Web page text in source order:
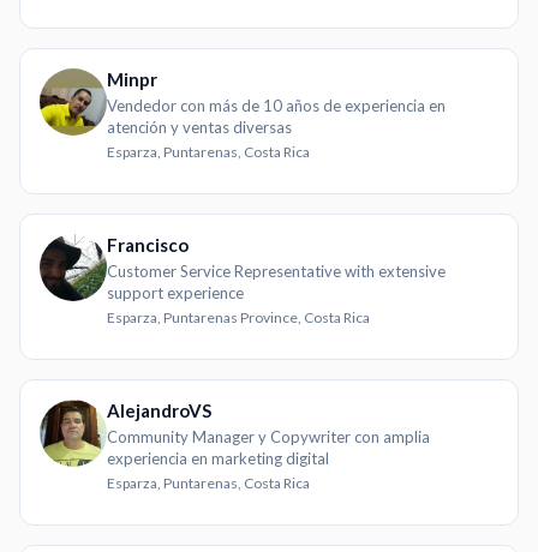
Minpr
Vendedor con más de 10 años de experiencia en
atención y ventas diversas
Esparza, Puntarenas, Costa Rica
Francisco
Customer Service Representative with extensive
support experience
Esparza, Puntarenas Province, Costa Rica
AlejandroVS
Community Manager y Copywriter con amplia
experiencia en marketing digital
Esparza, Puntarenas, Costa Rica